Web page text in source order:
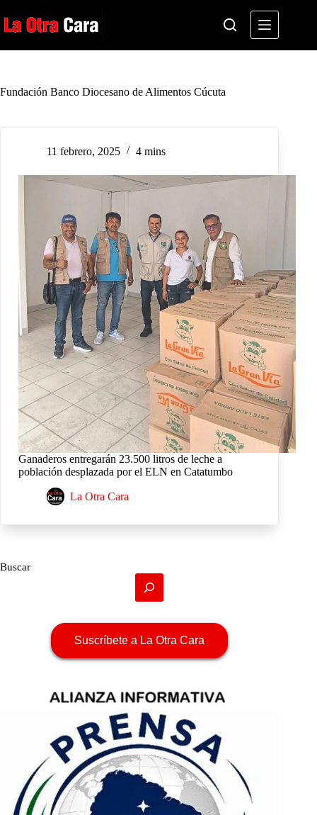
al
contenido
Fundación Banco Diocesano de Alimentos Cúcuta
11 febrero, 2025 4 mins
Ganaderos entregarán 23.500 litros de leche a
población desplazada por el ELN en Catatumbo
La Otra Cara
Buscar
Suscríbete a La Otra Cara